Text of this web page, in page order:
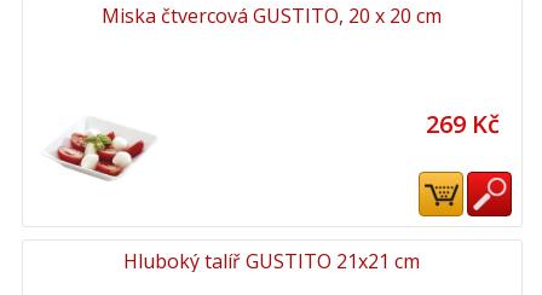
Miska čtvercová GUSTITO, 20 x 20 cm
269 Kč
Hluboký talíř GUSTITO 21x21 cm